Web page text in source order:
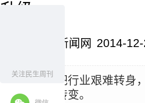
关注民生周刊
升级
来源：中国新闻网 2014-
摘要：网吧行业艰难转身
活动场所转变。